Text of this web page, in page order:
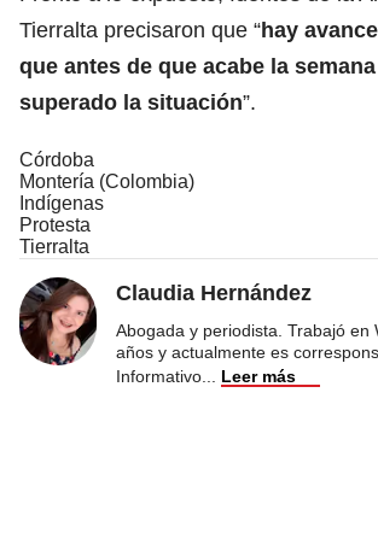
Tierralta precisaron que “hay
que antes de que acabe la
superado la situación”.
Córdoba
Montería (Colombia)
Indígenas
Protesta
Tierralta
Claudia Hernández
Abogada y periodista. Trabajó en
años y actualmente es
Informativo
Leer más